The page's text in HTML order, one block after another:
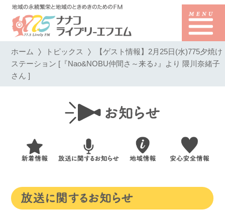
ホーム トピックス 【ゲスト情報】2月25日(水)775夕焼け
ステーション [『Nao&NOBU仲間さ～来る♪』より 隈川奈緒子
さん ]